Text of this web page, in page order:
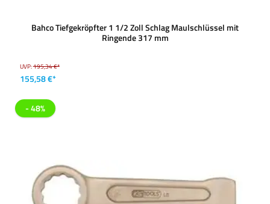
Bahco Tiefgekröpfter 1 1/2 Zoll Schlag Maulschlüssel mit
Ringende 317 mm
UVP:195,34 €*
155,58 €*
- 48%